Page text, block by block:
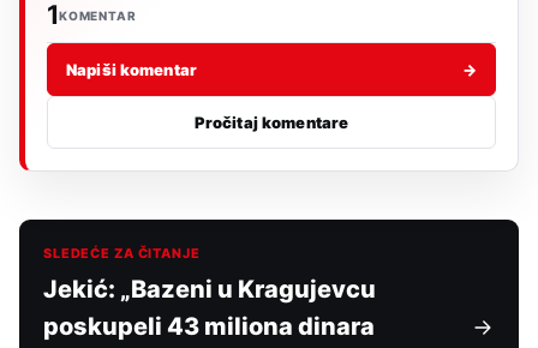
1KOMENTAR
Napiši komentar →
Pročitaj komentare
SLEDEĆE ZA ČITANJE
Jekić: „Bazeni u Kragujevcu
poskupeli 43 miliona dinara